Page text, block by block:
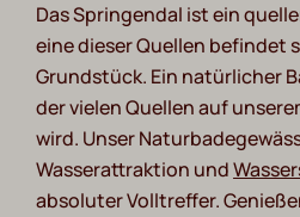
Das Springendal ist ein
eine dieser Quellen befindet
Grundstück. Ein natürlicher
der vielen Quellen auf
wird. Unser
Wasserattraktion und
absoluter Volltreffer.